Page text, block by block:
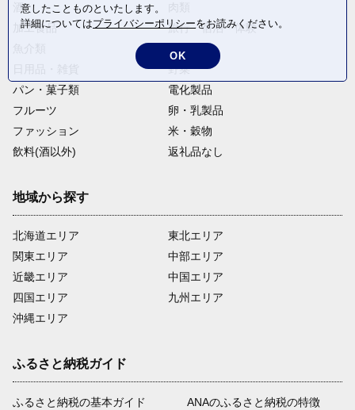
酒
加工食品
旅行・宿泊・体験
野菜
パン・菓子類
電化製品
フルーツ
卵・乳製品
ファッション
米・穀物
飲料(酒以外)
返礼品なし
地域から探す
北海道エリア
関東エリア
近畿エリア
四国エリア
沖縄エリア
東北エリア
中部エリア
中国エリア
九州エリア
ふるさと納税ガイド
ふるさと納税の基本ガイド
ANAのふるさと納税の特徴
意したことものといたします。
詳細についてはプライバシーポリシーをお読みください。
OK